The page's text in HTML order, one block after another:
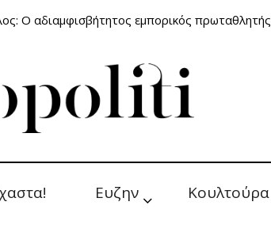
Ο αδιαμφισβήτητος εμπορικός πρωταθλητής
Ευζην Κουλτούρα